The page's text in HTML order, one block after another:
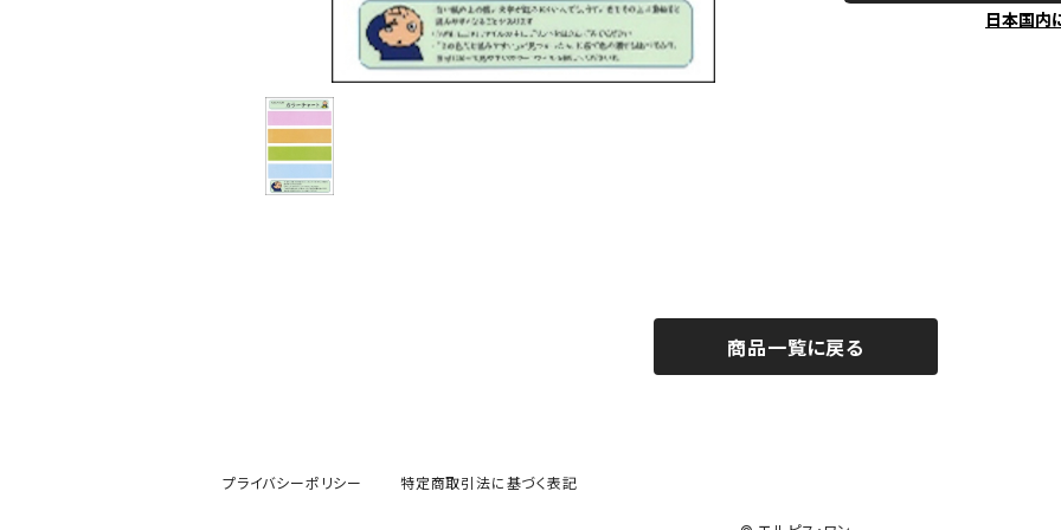
日本国内
商品一覧に戻る
プライバシーポリシー 特定商取引法に基づく表記